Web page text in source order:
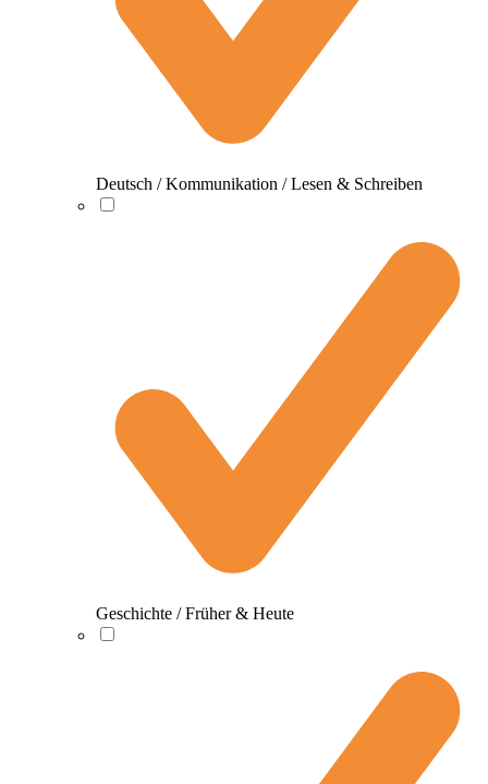
Deutsch / Kommunikation / Lesen & Schreiben
Geschichte / Früher & Heute